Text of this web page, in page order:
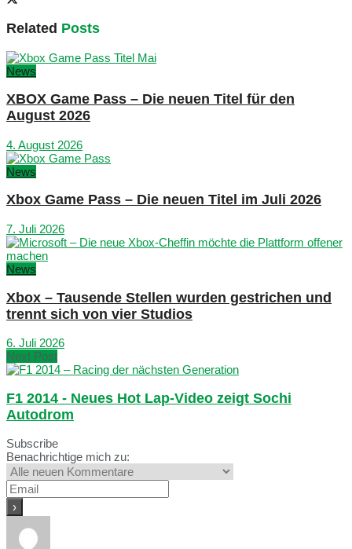
Related Posts
News
XBOX Game Pass – Die neuen Titel für den
August 2026
4. August 2026
News
Xbox Game Pass – Die neuen Titel im Juli 2026
7. Juli 2026
News
Xbox – Tausende Stellen wurden gestrichen und
trennt sich von vier Studios
6. Juli 2026
Next Post
F1 2014 - Neues Hot Lap-Video zeigt Sochi
Autodrom
Subscribe
Benachrichtige mich zu: